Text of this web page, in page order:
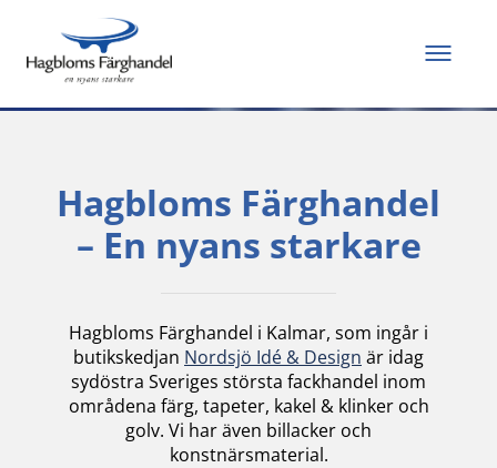
Allt du behöver för
att måla och renovera
Hagbloms Färghandel
– En nyans starkare
Hagbloms Färghandel i Kalmar, som ingår i
butikskedjan Nordsjö Idé & Design är idag
sydöstra Sveriges största fackhandel inom
områdena färg, tapeter, kakel & klinker och
golv. Vi har även billacker och
konstnärsmaterial.